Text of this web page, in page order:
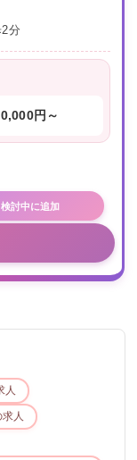
分
円～
検討中に追加
人
人